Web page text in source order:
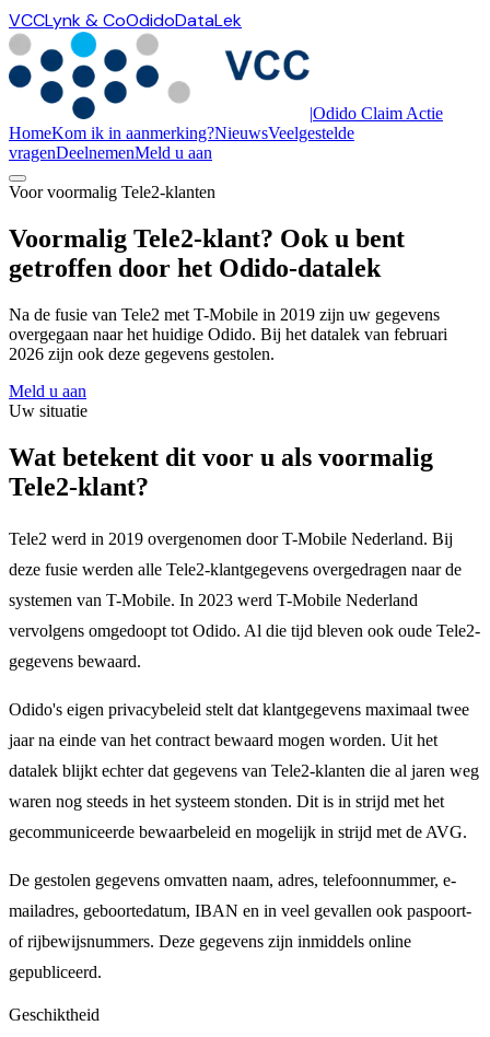
VCCLynk & CoOdidoDataLek
|Odido Claim Actie
HomeKom ik in aanmerking?NieuwsVeelgestelde
vragenDeelnemenMeld u aan
Voor voormalig Tele2-klanten
Voormalig Tele2-klant? Ook u bent
getroffen door het Odido-datalek
Na de fusie van Tele2 met T-Mobile in 2019 zijn uw gegevens
overgegaan naar het huidige Odido. Bij het datalek van februari
2026 zijn ook deze gegevens gestolen.
Meld u aan
Uw situatie
Wat betekent dit voor u als voormalig
Tele2-klant?
Tele2 werd in 2019 overgenomen door T-Mobile Nederland. Bij
deze fusie werden alle Tele2-klantgegevens overgedragen naar de
systemen van T-Mobile. In 2023 werd T-Mobile Nederland
vervolgens omgedoopt tot Odido. Al die tijd bleven ook oude Tele2-
gegevens bewaard.
Odido's eigen privacybeleid stelt dat klantgegevens maximaal twee
jaar na einde van het contract bewaard mogen worden. Uit het
datalek blijkt echter dat gegevens van Tele2-klanten die al jaren weg
waren nog steeds in het systeem stonden. Dit is in strijd met het
gecommuniceerde bewaarbeleid en mogelijk in strijd met de AVG.
De gestolen gegevens omvatten naam, adres, telefoonnummer, e-
mailadres, geboortedatum, IBAN en in veel gevallen ook paspoort-
of rijbewijsnummers. Deze gegevens zijn inmiddels online
gepubliceerd.
Geschiktheid